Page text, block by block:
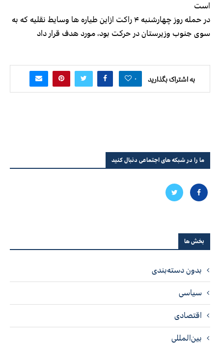
است
در حمله روز چهارشنبه ۴ راکت ازاين طیاره ها وسايط نقليه كه به
سوی جنوب وزیرستان در حرکت بود، مورد هدف قرار داد
به اشتراک بگذارید ۰
ما را در شبکه های اجتماعی دنبال کنید
بخش ها
بدون دسته‌بندی
سیاسی
اقتصادی
بین‌المللی